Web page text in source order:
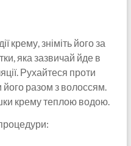
крему, зніміть його за
яка зазвичай йде в
Рухайтеся проти
разом з волоссям.
крему теплою водою.